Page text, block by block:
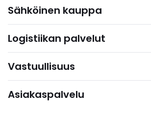
Sähköinen kauppa
Logistiikan palvelut
Vastuullisuus
Asiakaspalvelu